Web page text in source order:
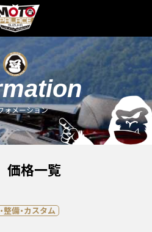
ォメーション
価格一覧
整備・カスタム